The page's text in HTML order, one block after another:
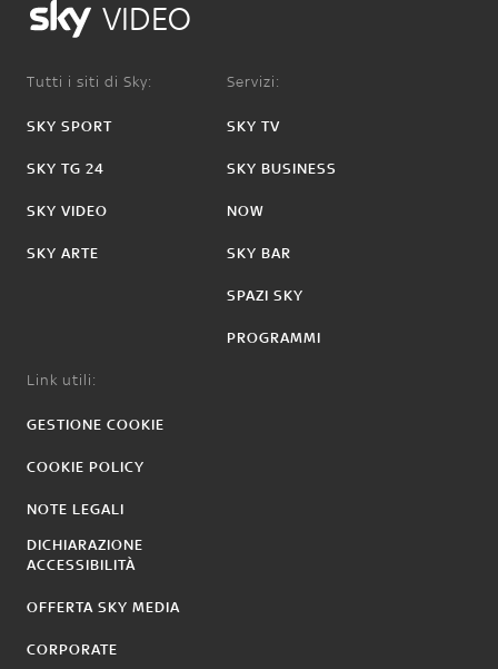
VIDEO
Tutti i siti di Sky:
SKY SPORT
SKY TG 24
SKY VIDEO
SKY ARTE
Servizi:
SKY TV
SKY BUSINESS
NOW
SKY BAR
SPAZI SKY
PROGRAMMI
Link utili:
GESTIONE COOKIE
COOKIE POLICY
NOTE LEGALI
DICHIARAZIONE
ACCESSIBILITÀ
OFFERTA SKY MEDIA
CORPORATE